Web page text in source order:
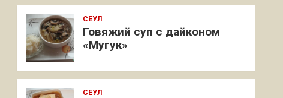
СЕУЛ
Говяжий суп с дайконом
«Мугук»
СЕУЛ